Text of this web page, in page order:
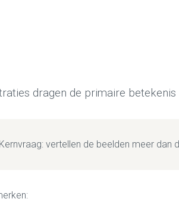
dragen de primaire betekenis
Kernvraag: vertellen de beelden meer dan